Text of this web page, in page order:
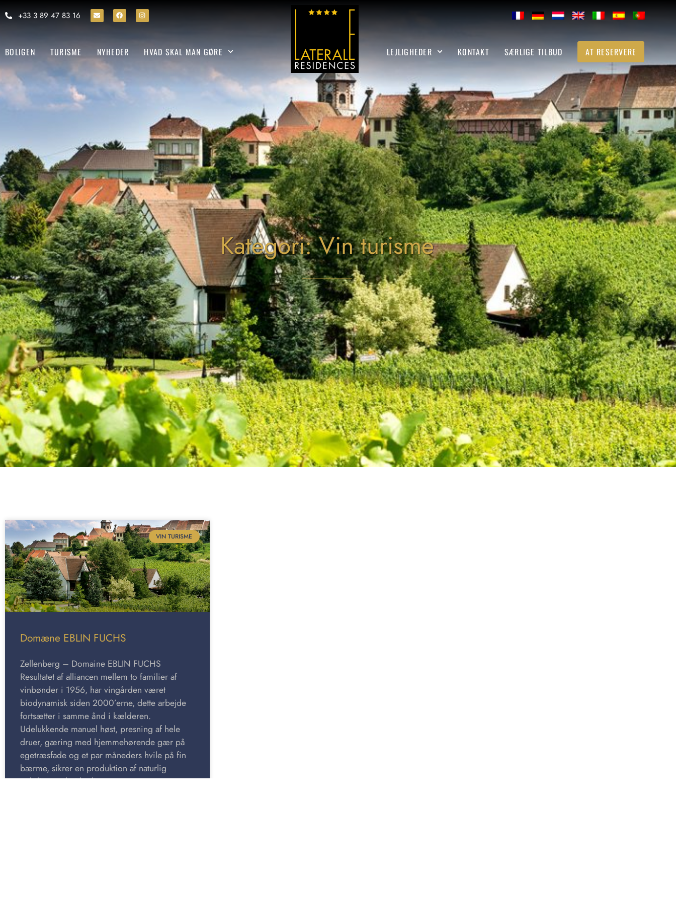
+33 3 89 47 83 16
BOLIGEN TURISME NYHEDER HVAD SKAL MAN GØRE LEJLIGHEDER KONTAKT SÆRLIGE TILBUD AT RESERVERE
Kategori: Vin turisme
VIN TURISME
Domæne EBLIN FUCHS
Zellenberg – Domaine EBLIN FUCHS
Resultatet af alliancen mellem to familier af
vinbønder i 1956, har vingården været
biodynamisk siden 2000’erne, dette arbejde
fortsætter i samme ånd i kælderen.
Udelukkende manuel høst, presning af hele
druer, gæring med hjemmehørende gær på
egetræsfade og et par måneders hvile på fin
bærme, sikrer en produktion af naturlig
stabilitet og høj kvalitet.